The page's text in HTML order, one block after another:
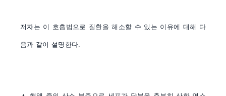
저자는 이 호흡법으로 질환을 해소할 수 있는 이유에 대해 다
음과 같이 설명한다.